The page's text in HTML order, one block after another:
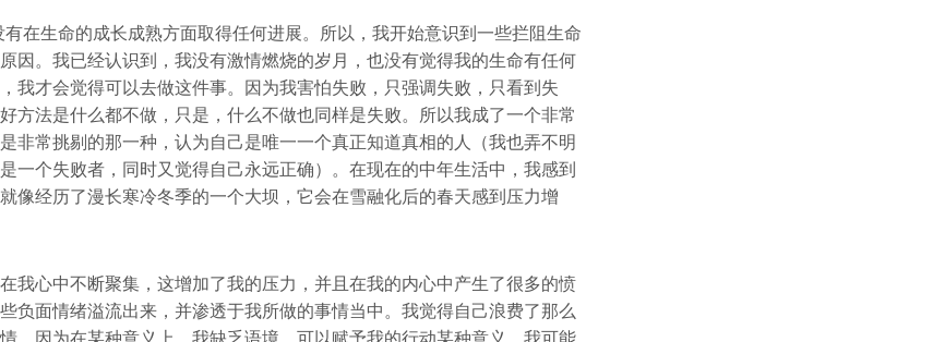
有在生命的成长成熟方面取得任何进展。所以，我开始意识到一些拦阻生命
因。我已经认识到，我没有激情燃烧的岁月，也没有觉得我的生命有任何
我才会觉得可以去做这件事。因为我害怕失败，只强调失败，只看到失
方法是什么都不做，只是，什么不做也同样是失败。所以我成了一个非常
非常挑剔的那一种，认为自己是唯一一个真正知道真相的人（我也弄不明
一个失败者，同时又觉得自己永远正确）。在现在的中年生活中，我感到
像经历了漫长寒冷冬季的一个大坝，它会在雪融化后的春天感到压力增
我心中不断聚集，这增加了我的压力，并且在我的内心中产生了很多的愤
负面情绪溢流出来，并渗透于我所做的事情当中。我觉得自己浪费了那么